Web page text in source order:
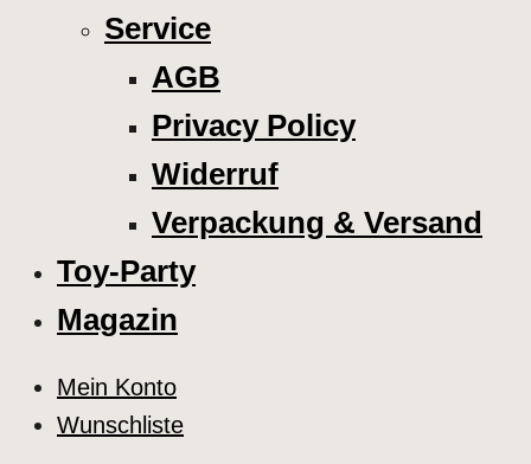
Service
AGB
Privacy Policy
Widerruf
Verpackung & Versand
Toy-Party
Magazin
Mein Konto
Wunschliste